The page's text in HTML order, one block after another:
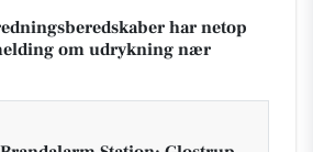
har netop
om udrykning nær